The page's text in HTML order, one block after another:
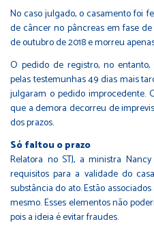
No caso julgado, o casamento foi
de câncer no pâncreas em fase
de outubro de 2018 e morreu
O pedido de registro, no
pelas testemunhas 49 dias mais
julgaram o pedido improcedente.
que a demora decorreu de
dos prazos.
Só faltou o prazo
Relatora no STJ, a ministra
requisitos para a validade do
substância do ato. Estão
mesmo. Esses elementos não
pois a ideia é evitar fraudes.